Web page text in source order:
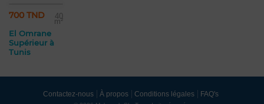
700 TND 40
m²
El Omrane
Supérieur à
Tunis
Contactez-nous À propos Conditions légales FAQ's